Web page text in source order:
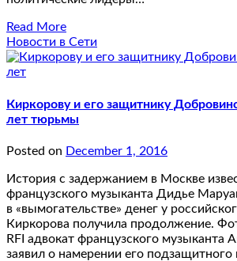
Read More
Новости в Сети
Киркорову и его защитнику
лет тюрьмы
Posted on December 1, 2016
История с задержанием в Москве
французского музыканта Дидье
в «вымогательстве» денег у
Киркорова получила продолжение.
RFI адвокат французского музыканта
заявил о намерении его подзащитного